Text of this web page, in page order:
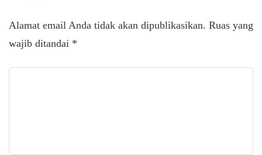
Alamat email Anda tidak akan dipublikasikan. Ruas yang
wajib ditandai *